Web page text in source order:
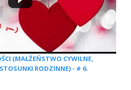
(MAŁŻEŃSTWO CYWILNE,
RODZINNE) - # 6.